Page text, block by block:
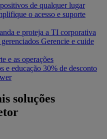
de qualquer lugar
o acesso e suporte
e proteja a TI corporativa
Gerencie e cuide
e as operações
e educação 30% de desconto
soluções